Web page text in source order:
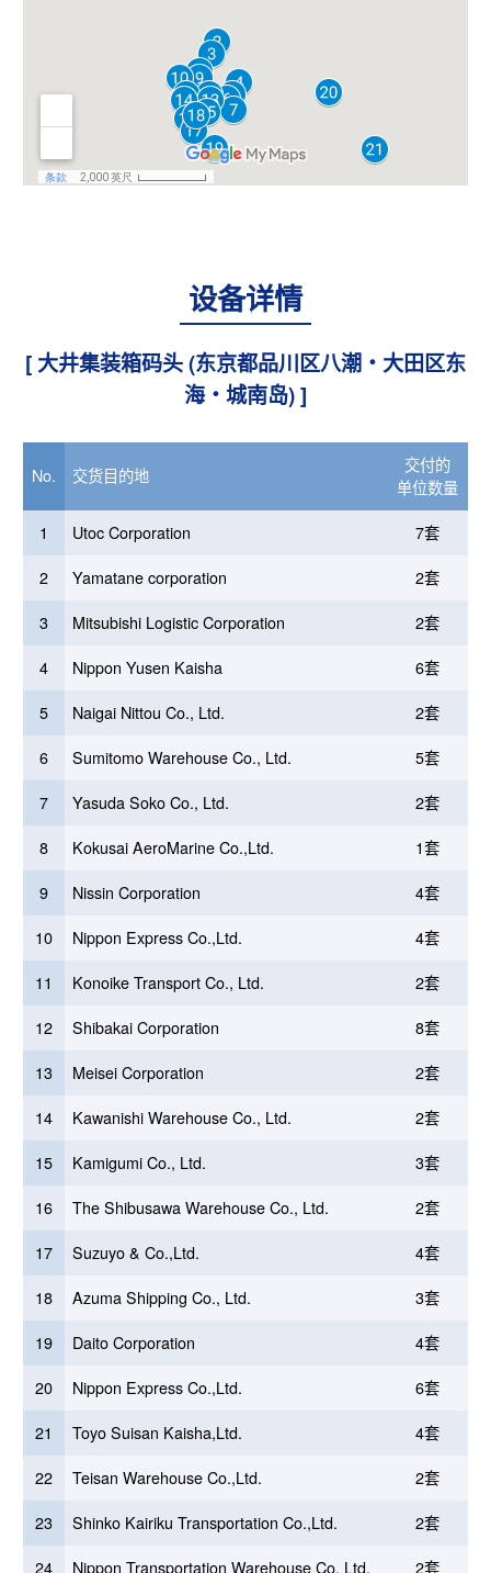
设备详情
[ 大井集装箱码头 (东京都品川区八潮・大田区东
海・城南岛) ]
No. 交货目的地
交付的
单位数量
1 Utoc Corporation 7套
2 Yamatane corporation 2套
3 Mitsubishi Logistic Corporation 2套
4 Nippon Yusen Kaisha 6套
5 Naigai Nittou Co., Ltd. 2套
6 Sumitomo Warehouse Co., Ltd. 5套
7 Yasuda Soko Co., Ltd. 2套
8 Kokusai AeroMarine Co.,Ltd. 1套
9 Nissin Corporation 4套
10 Nippon Express Co.,Ltd. 4套
11 Konoike Transport Co., Ltd. 2套
12 Shibakai Corporation 8套
13 Meisei Corporation 2套
14 Kawanishi Warehouse Co., Ltd. 2套
15 Kamigumi Co., Ltd. 3套
16 The Shibusawa Warehouse Co., Ltd. 2套
17 Suzuyo & Co.,Ltd. 4套
18 Azuma Shipping Co., Ltd. 3套
19 Daito Corporation 4套
20 Nippon Express Co.,Ltd. 6套
21 Toyo Suisan Kaisha,Ltd. 4套
22 Teisan Warehouse Co.,Ltd. 2套
23 Shinko Kairiku Transportation Co.,Ltd. 2套
24 Nippon Transportation Warehouse Co. Ltd. 2套